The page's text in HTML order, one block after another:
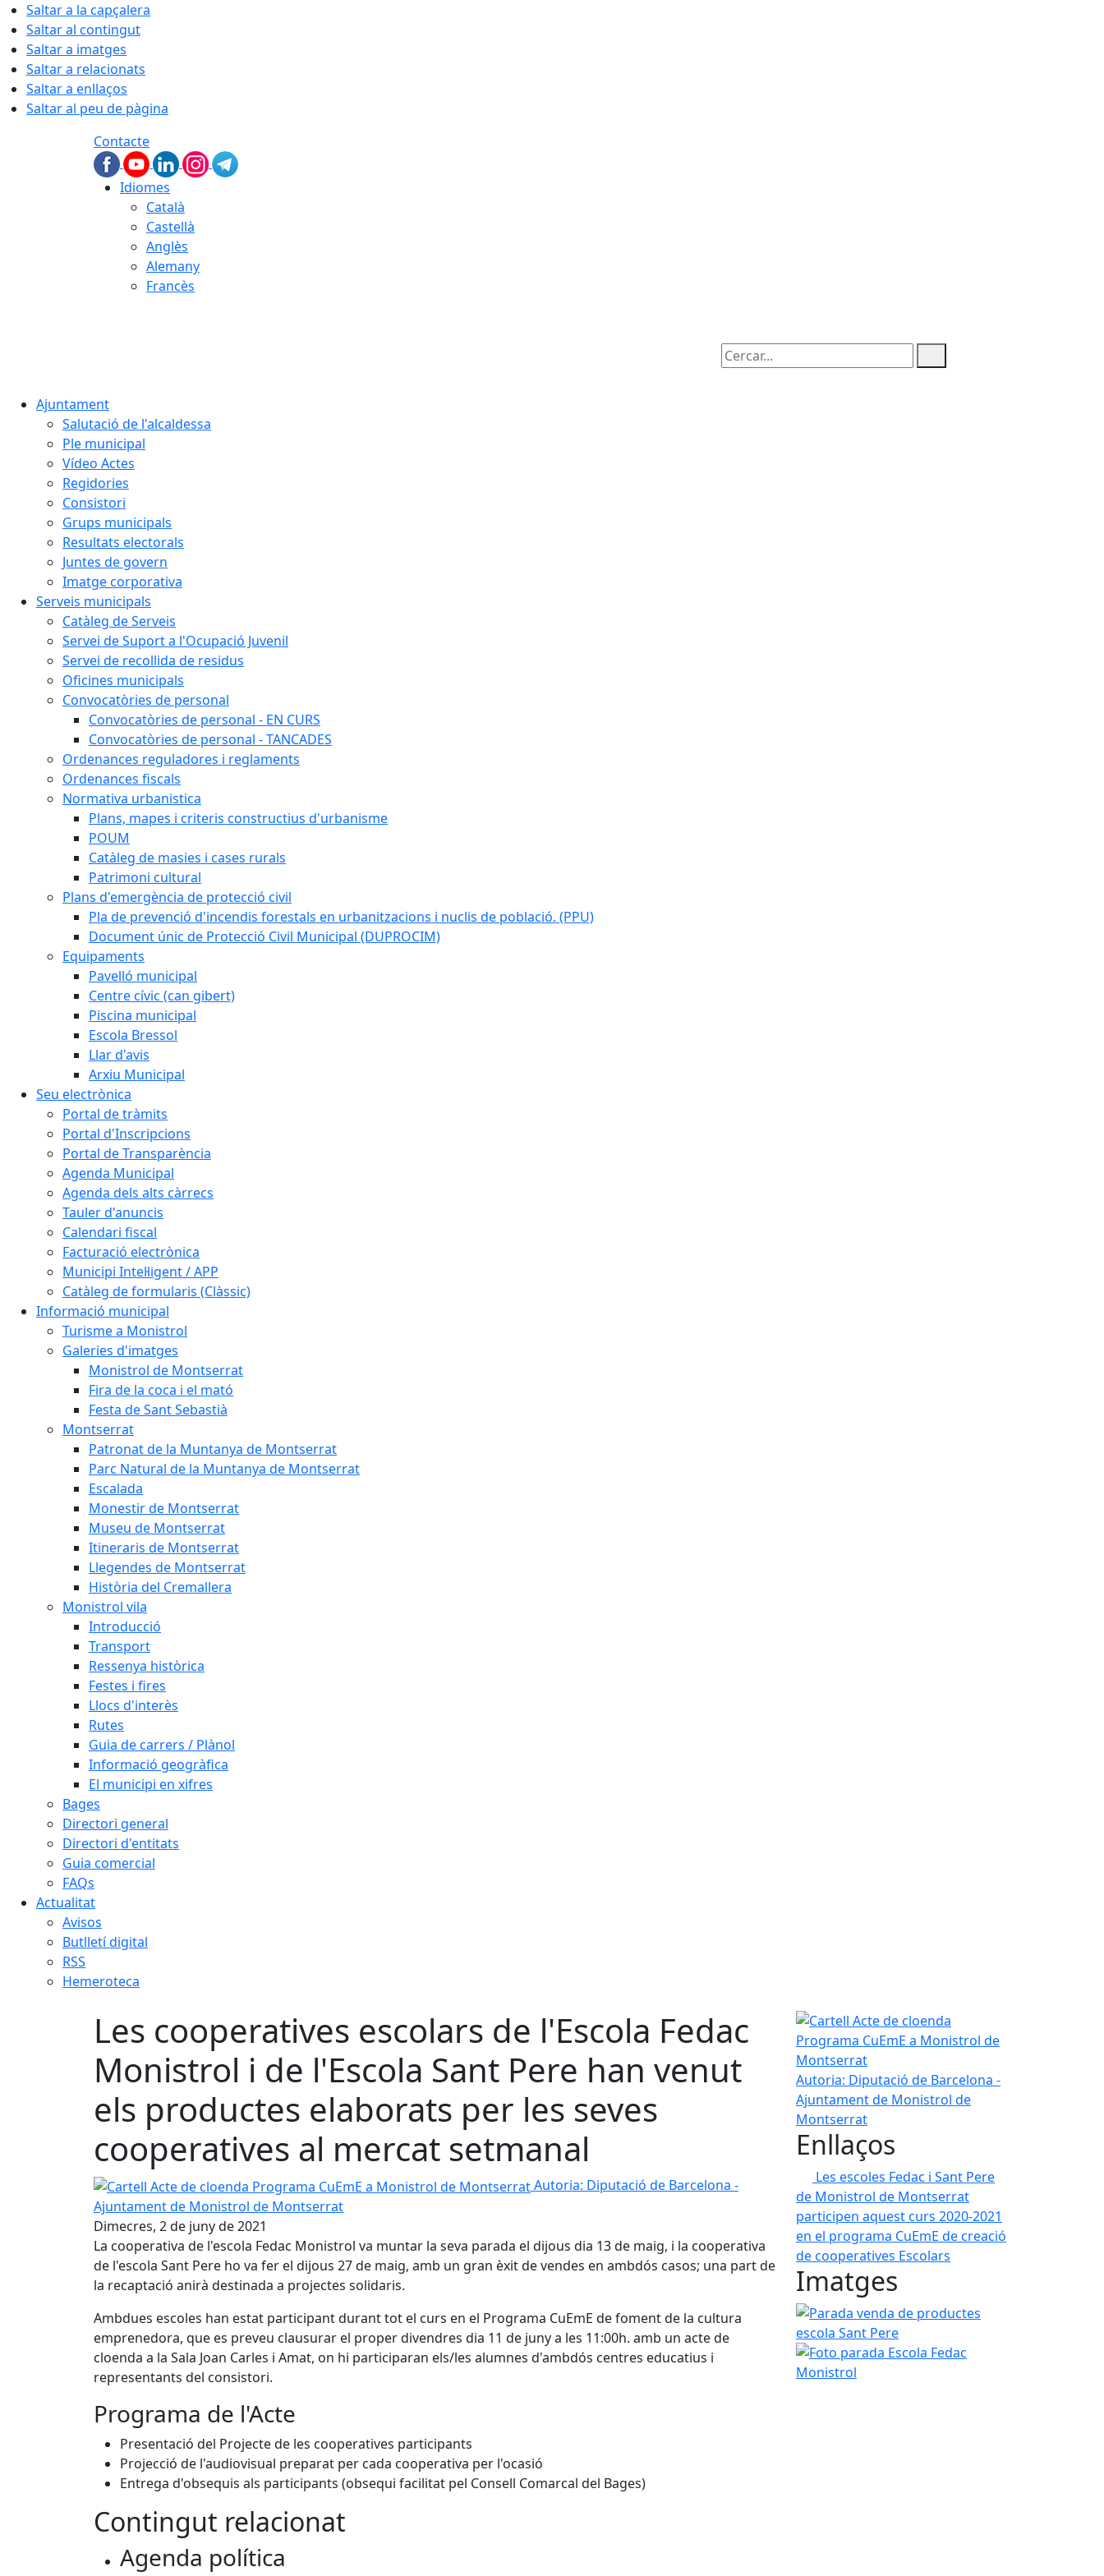
Saltar a la capçalera
Saltar al contingut
Saltar a imatges
Saltar a relacionats
Saltar a enllaços
Saltar al peu de pàgina
Contacte
Idiomes
Català
Castellà
Anglès
Alemany
Francès
Cercar:
Ajuntament
Salutació de l'alcaldessa
Ple municipal
Vídeo Actes
Regidories
Consistori
Grups municipals
Resultats electorals
Juntes de govern
Imatge corporativa
Serveis municipals
Catàleg de Serveis
Servei de Suport a l'Ocupació Juvenil
Servei de recollida de residus
Oficines municipals
Convocatòries de personal
Convocatòries de personal - EN CURS
Convocatòries de personal - TANCADES
Ordenances reguladores i reglaments
Ordenances fiscals
Normativa urbanistica
Plans, mapes i criteris constructius d'urbanisme
POUM
Catàleg de masies i cases rurals
Patrimoni cultural
Plans d'emergència de protecció civil
Pla de prevenció d'incendis forestals en urbanitzacions i nuclis de població. (PPU)
Document únic de Protecció Civil Municipal (DUPROCIM)
Equipaments
Pavelló municipal
Centre cívic (can gibert)
Piscina municipal
Escola Bressol
Llar d'avis
Arxiu Municipal
Seu electrònica
Portal de tràmits
Portal d'Inscripcions
Portal de Transparència
Agenda Municipal
Agenda dels alts càrrecs
Tauler d'anuncis
Calendari fiscal
Facturació electrònica
Municipi Intel·ligent / APP
Catàleg de formularis (Clàssic)
Informació municipal
Turisme a Monistrol
Galeries d'imatges
Monistrol de Montserrat
Fira de la coca i el mató
Festa de Sant Sebastià
Montserrat
Patronat de la Muntanya de Montserrat
Parc Natural de la Muntanya de Montserrat
Escalada
Monestir de Montserrat
Museu de Montserrat
Itineraris de Montserrat
Llegendes de Montserrat
Història del Cremallera
Monistrol vila
Introducció
Transport
Ressenya històrica
Festes i fires
Llocs d'interès
Rutes
Guia de carrers / Plànol
Informació geogràfica
El municipi en xifres
Bages
Directori general
Directori d'entitats
Guia comercial
FAQs
Actualitat
Avisos
Butlletí digital
RSS
Hemeroteca
Les cooperatives escolars de l'Escola Fedac
Monistrol i de l'Escola Sant Pere han venut
els productes elaborats per les seves
cooperatives al mercat setmanal
Cartell Acte de cloenda Programa CuEmE a Monistrol de Montserrat
Autoria: Diputació de Barcelona -
Ajuntament de Monistrol de Montserrat
Dimecres, 2 de juny de 2021
La cooperativa de l'escola Fedac Monistrol va muntar la seva parada el dijous dia 13 de maig, i la cooperativa
de l'escola Sant Pere ho va fer el dijous 27 de maig, amb un gran èxit de vendes en ambdós casos; una part de
la recaptació anirà destinada a projectes solidaris.
Ambdues escoles han estat participant durant tot el curs en el Programa CuEmE de foment de la cultura
emprenedora, que es preveu clausurar el proper divendres dia 11 de juny a les 11:00h. amb un acte de
cloenda a la Sala Joan Carles i Amat, on hi participaran els/les alumnes d'ambdós centres educatius i
representants del consistori.
Programa de l'Acte
Presentació del Projecte de les cooperatives participants
Projecció de l'audiovisual preparat per cada cooperativa per l'ocasió
Entrega d'obsequis als participants (obsequi facilitat pel Consell Comarcal del Bages)
Contingut relacionat
Agenda política
Cartell Acte de cloenda Programa CuEmE a
Autoria: Diputació de Barcelona -
Ajuntament de Monistrol de
Montserrat
Enllaços
Les escoles Fedac i Sant Pere
de Monistrol de Montserrat
participen aquest curs 2020-2021
en el programa CuEmE de creació
de cooperatives Escolars
Imatges
Parada venda de productes escola Sant Pere
Foto parada Escola Fedac Monistrol